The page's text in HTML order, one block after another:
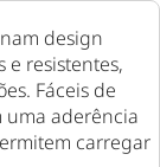
design
e resistentes,
Fáceis de
uma aderência
carregar